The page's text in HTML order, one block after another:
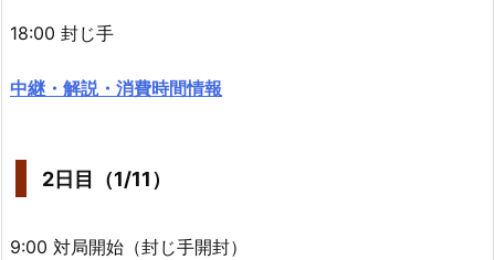
18:00 封じ手
中継・解説・消費時間情報
2日目（1/11）
9:00 対局開始（封じ手開封）